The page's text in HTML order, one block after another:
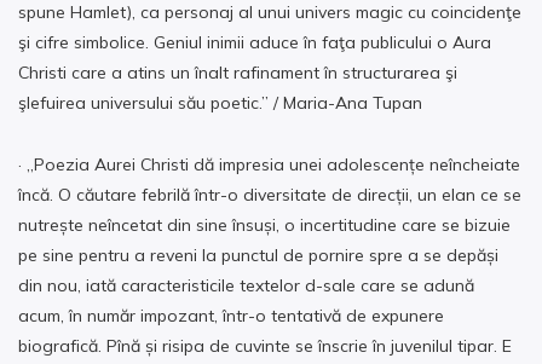
spune Hamlet), ca personaj al unui univers magic cu coincidenţe
şi cifre simbolice. Geniul inimii aduce în faţa publicului o Aura
Christi care a atins un înalt rafinament în structurarea şi
şlefuirea universului său poetic.” / Maria-Ana Tupan
· „Poezia Aurei Christi dă impresia unei adolescențe neîncheiate
încă. O căutare febrilă într-o diversitate de direcții, un elan ce se
nutrește neîncetat din sine însuși, o incertitudine care se bizuie
pe sine pentru a reveni la punctul de pornire spre a se depăși
din nou, iată caracteristicile textelor d-sale care se adună
acum, în număr impozant, într-o tentativă de expunere
biografică. Pînă și risipa de cuvinte se înscrie în juvenilul tipar. E